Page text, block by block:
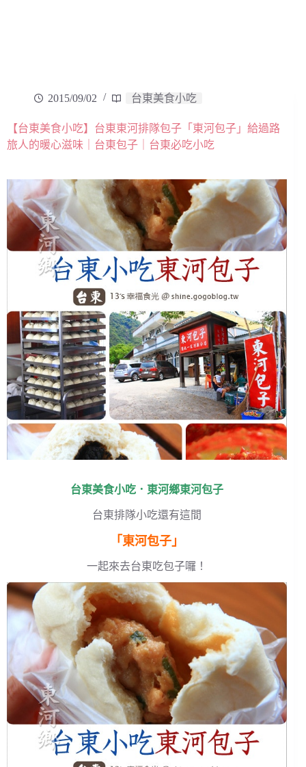
2015/09/02 台東美食小吃
【台東美食小吃】台東東河排隊包子「東河包子」給過路
旅人的暖心滋味｜台東包子｜台東必吃小吃
台東美食小吃．東河鄉東河包子
台東排隊小吃還有這間
「 東河包子 」
一起來去台東吃包子囉！